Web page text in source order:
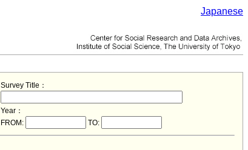
Japanese
Survey Title：
Year：
FROM:
TO: